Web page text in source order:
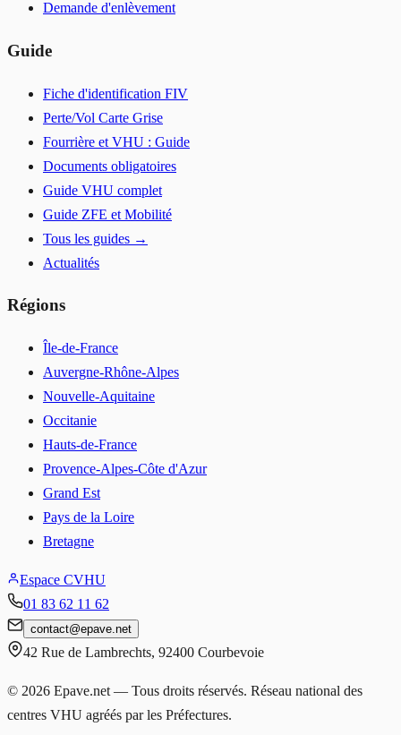
Demande d'enlèvement
Guide
Fiche d'identification FIV
Perte/Vol Carte Grise
Fourrière et VHU : Guide
Documents obligatoires
Guide VHU complet
Guide ZFE et Mobilité
Tous les guides →
Actualités
Régions
Île-de-France
Auvergne-Rhône-Alpes
Nouvelle-Aquitaine
Occitanie
Hauts-de-France
Provence-Alpes-Côte d'Azur
Grand Est
Pays de la Loire
Bretagne
Espace CVHU
01 83 62 11 62
contact@epave.net
42 Rue de Lambrechts, 92400 Courbevoie
© 2026 Epave.net — Tous droits réservés. Réseau national des
centres VHU agréés par les Préfectures.